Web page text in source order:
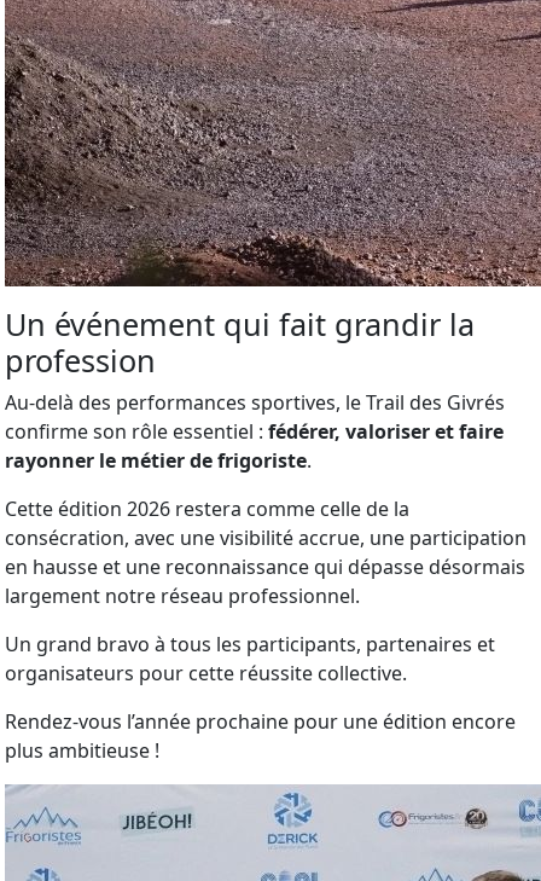
Un événement qui fait grandir la
profession
Au-delà des performances sportives, le Trail des Givrés
confirme son rôle essentiel : fédérer, valoriser et faire
rayonner le métier de frigoriste.
Cette édition 2026 restera comme celle de la
consécration, avec une visibilité accrue, une participation
en hausse et une reconnaissance qui dépasse désormais
largement notre réseau professionnel.
Un grand bravo à tous les participants, partenaires et
organisateurs pour cette réussite collective.
Rendez-vous l’année prochaine pour une édition encore
plus ambitieuse !